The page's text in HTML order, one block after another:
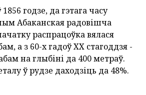
годзе, да гэтага часу
Абаканская радовішча
распрацоўка вялася
а з 60-х гадоў XX стагоддзя -
на глыбіні да 400 метраў.
ў рудзе даходзіць да 48%.